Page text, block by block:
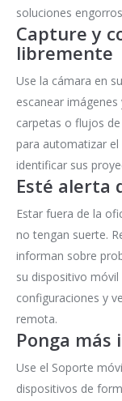
soluciones
Capture y
libremente
Use la cámara en
escanear
carpetas o flujos
para automatizar
identificar sus
Esté alerta
Estar fuera de la
no tengan suerte.
informan sobre
su dispositivo
configuraciones y
remota.
Ponga más
Use el Soporte
dispositivos de